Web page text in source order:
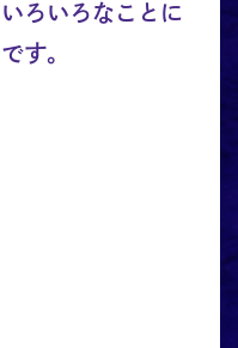
ろいろなことに
す。